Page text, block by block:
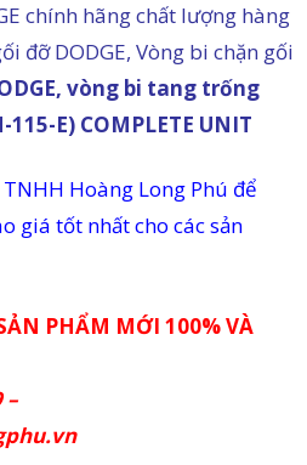
chính hãng chất lượng hàng
đỡ DODGE, Vòng bi chặn gối
vòng bi tang trống
115-E) COMPLETE UNIT
Hoàng Long Phú để
giá tốt nhất cho các sản
PHẨM MỚI 100% VÀ
–